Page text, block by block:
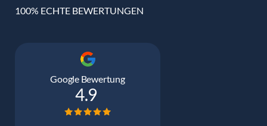
100% ECHTE BEWERTUNGEN
Google Bewertung
4.9